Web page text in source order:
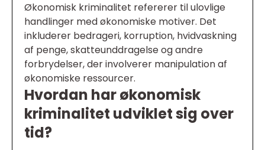
Økonomisk kriminalitet refererer til ulovlige
handlinger med økonomiske motiver. Det
inkluderer bedrageri, korruption, hvidvaskning
af penge, skatteunddragelse og andre
forbrydelser, der involverer manipulation af
økonomiske ressourcer.
Hvordan har økonomisk
kriminalitet udviklet sig over
tid?